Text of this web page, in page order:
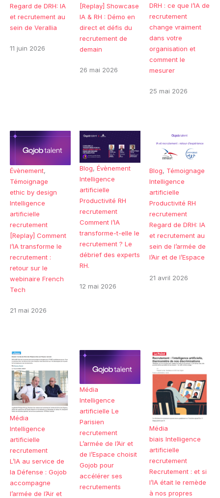
Regard de DRH: IA
et recrutement au
sein de Verallia
11 juin 2026
[Replay] Showcase
IA & RH : Démo en
direct et défis du
recrutement de
demain
26 mai 2026
DRH : ce que l’IA de
recrutement
change vraiment
dans votre
organisation et
comment le
mesurer
25 mai 2026
Évènement,
Témoignage
ethic by design
Intelligence
artificielle
recrutement
[Replay] Comment
l’IA transforme le
recrutement :
retour sur le
webinaire French
Tech
21 mai 2026
Blog, Évènement
Intelligence
artificielle
Productivité RH
recrutement
Comment l’IA
transforme-t-elle le
recrutement ? Le
débrief des experts
RH.
12 mai 2026
Blog, Témoignage
Intelligence
artificielle
Productivité RH
recrutement
Regard de DRH: IA
et recrutement au
sein de l’armée de
l’Air et de l’Espace
21 avril 2026
Média
Intelligence
artificielle
recrutement
L’IA au service de
la Défense : Gojob
accompagne
l’armée de l’Air et
Média
Intelligence
artificielle Le
Parisien
recrutement
L’armée de l’Air et
de l’Espace choisit
Gojob pour
accélérer ses
recrutements
Média
biais Intelligence
artificielle
recrutement
Recrutement : et si
l’IA était le remède
à nos propres